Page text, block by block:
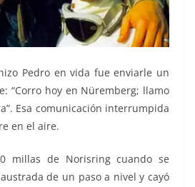
Pedro en vida fue enviarle un
“Corro hoy en Nüremberg; llamo
Esa comunicación interrumpida
en el aire.
millas de Norisring cuando se
de un paso a nivel y cayó